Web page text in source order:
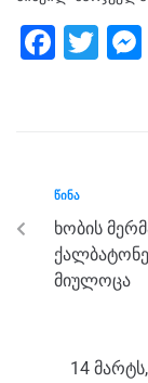
F
b
o
o
k
T
ᲬᲘᲜᲐ
ხობის
მიულოცა
14